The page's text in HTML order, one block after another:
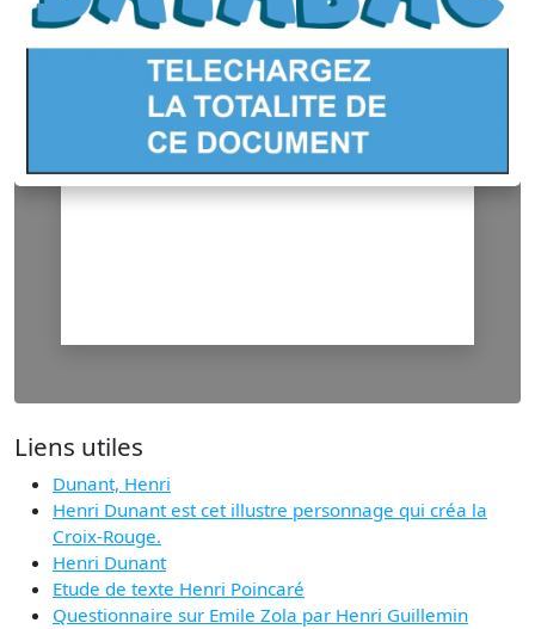
Liens utiles
Dunant, Henri
Henri Dunant est cet illustre personnage qui créa la
Croix-Rouge.
Henri Dunant
Etude de texte Henri Poincaré
Questionnaire sur Emile Zola par Henri Guillemin